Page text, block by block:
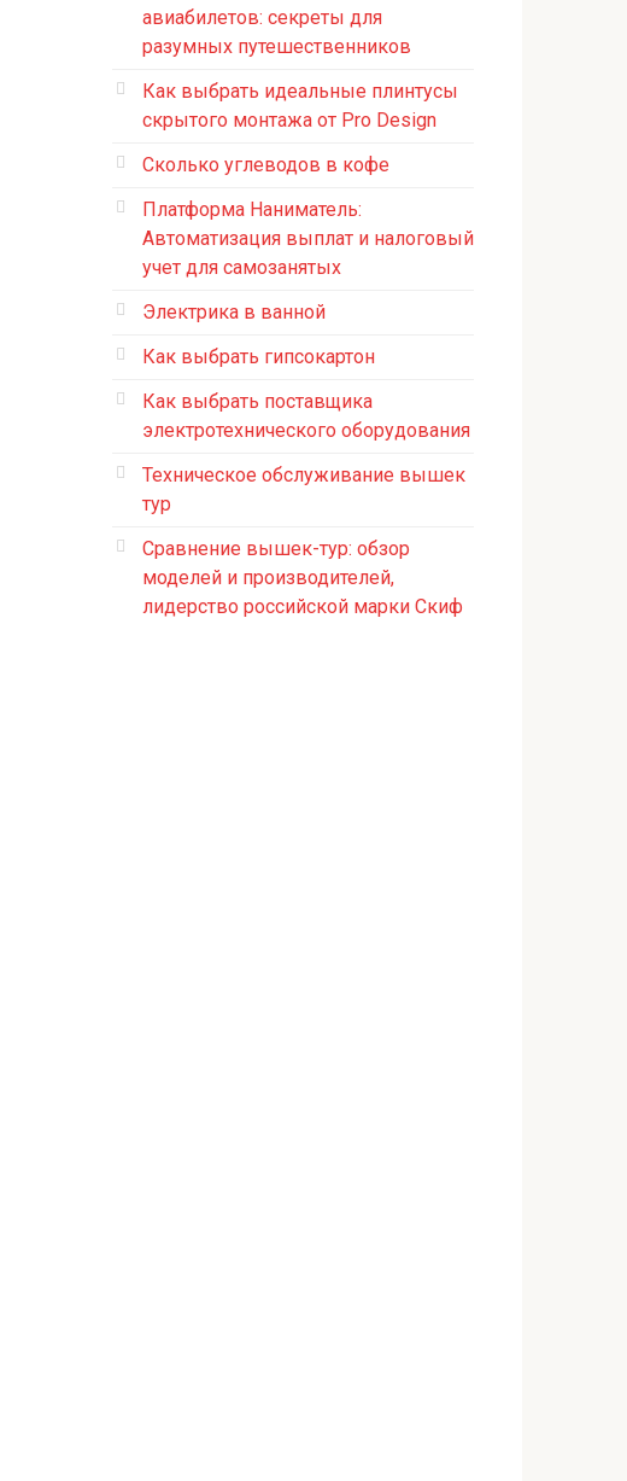
авиабилетов: секреты для
разумных путешественников
Как выбрать идеальные плинтусы
скрытого монтажа от Pro Design
Сколько углеводов в кофе
Платформа Наниматель:
Автоматизация выплат и налоговый
учет для самозанятых
Электрика в ванной
Как выбрать гипсокартон
Как выбрать поставщика
электротехнического оборудования
Техническое обслуживание вышек
тур
Сравнение вышек-тур: обзор
моделей и производителей,
лидерство российской марки Скиф